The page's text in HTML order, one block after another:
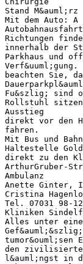
Stand M&auml;rz
Mit dem Auto:
Richtungen
innerhalb der
Parkhaus und
beachten Sie,
Fu&szlig; sind
Rollstuhl sitzen,
Ausstieg
direkt vor den
fahren.
Mit Bus und
Haltestelle
direkt zu den
ArthurGruber-
Ambulanz
Anette Ginter,
Cristina
Tel. 07031 98-
Kliniken
Alles unter
den
l&auml;ngst in